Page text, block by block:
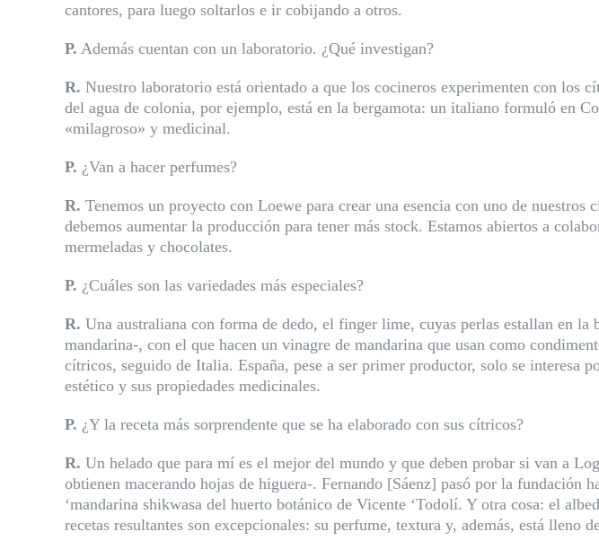
cantores, para luego soltarlos e ir cobijando a otros.
P. Además cuentan con un laboratorio. ¿Qué investigan?
R. Nuestro laboratorio está orientado a que los cocineros experimenten con los
del agua de colonia, por ejemplo, está en la bergamota: un italiano formuló en
«milagroso» y medicinal.
P. ¿Van a hacer perfumes?
R. Tenemos un proyecto con Loewe para crear una esencia con uno de nuestros
debemos aumentar la producción para tener más stock. Estamos abiertos a
mermeladas y chocolates.
P. ¿Cuáles son las variedades más especiales?
R. Una australiana con forma de dedo, el finger lime, cuyas perlas estallan en
mandarina-, con el que hacen un vinagre de mandarina que usan como
cítricos, seguido de Italia. España, pese a ser primer productor, solo se interesa
estético y sus propiedades medicinales.
P. ¿Y la receta más sorprendente que se ha elaborado con sus cítricos?
R. Un helado que para mí es el mejor del mundo y que deben probar si van a
obtienen macerando hojas de higuera-. Fernando [Sáenz] pasó por la
‘mandarina shikwasa del huerto botánico de Vicente ‘Todolí. Y otra cosa: el
recetas resultantes son excepcionales: su perfume, textura y, además, está